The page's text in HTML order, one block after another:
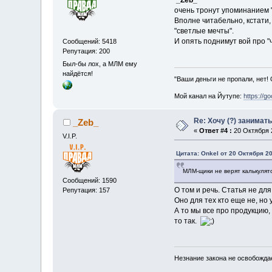
Сообщений: 5418
Репутация: 200
Был-бы лох, а МЛМ ему
найдётся!
очень тронут
Вполне читабельно,
"светлые мечты".
И опять поднимут вой про
"Ваши деньги не пропали, нет!
Мой канал на Йутупе: https://
_Zeb_
V.I.P.
Сообщений: 1590
Репутация: 157
Re: Хочу (?)
«Ответ #4 : 20 Октября
Цитата: Onkel от 20 Октября
МЛМ-щики не верят
О том и речь. Статья не
Оно для тех кто еще не, но
А то мы все про продукцию,
то так.
Незнание закона не